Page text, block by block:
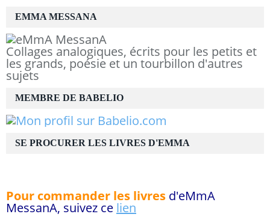
EMMA MESSANA
Collages analogiques, écrits pour les petits et
les grands, poésie et un tourbillon d'autres
sujets
MEMBRE DE BABELIO
SE PROCURER LES LIVRES D'EMMA
Pour commander les livres d'eMmA
MessanA, suivez ce lien